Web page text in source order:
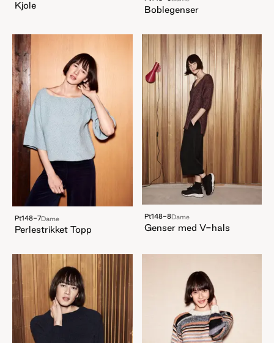
Kjole Boblegenser
Pt148-7Dame
Perlestrikket Topp
Pt148-8Dame
Genser med V-hals